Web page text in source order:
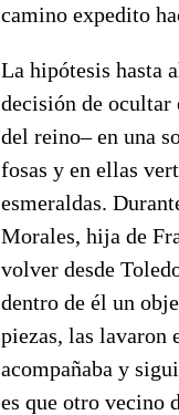
camino expedito
La hipótesis hasta
decisión de ocultar
del reino–en una
fosas y en ellas
esmeraldas.
Morales, hija de
volver desde
dentro de él un
piezas, las lavaron
acompañaba y
es que otro vecino